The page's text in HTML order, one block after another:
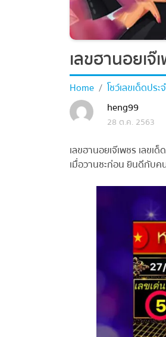
เลขฮานอยเ
Home โชว์เลขเด็ดประ
heng99
28 ต.ค. 2563
เลขฮานอยเจ๊เพชร เลขเ
เมื่อวานซะก่อน ยินดีกับค